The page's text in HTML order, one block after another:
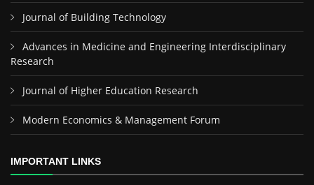
Journal of Building Technology
Advances in Medicine and Engineering Interdisciplinary
Research
Journal of Higher Education Research
Modern Economics & Management Forum
IMPORTANT LINKS